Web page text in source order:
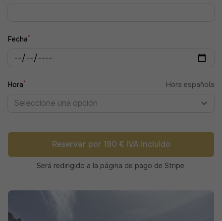
Fecha*
Hora* Hora española
Seleccione una opción
Reservar por 190 € IVA incluido
Será redirigido a la página de pago de Stripe.